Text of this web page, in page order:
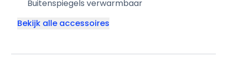
Buitenspiegels verwarmbaar
Bekijk alle accessoires